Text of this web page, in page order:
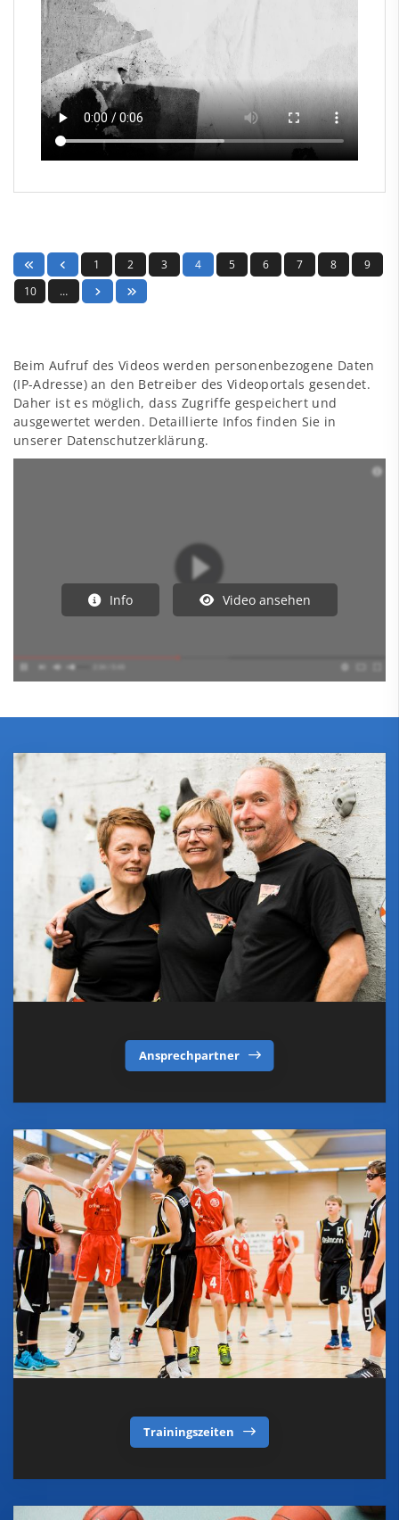
1 2 3 4 5 6 7 8
9
10
…
Beim Aufruf des Videos werden personenbezogene Daten
(IP-Adresse) an den Betreiber des Videoportals gesendet.
Daher ist es möglich, dass Zugriffe gespeichert und
ausgewertet werden. Detaillierte Infos finden Sie in
unserer Datenschutzerklärung.
Info Video ansehen
Ansprechpartner
Trainingszeiten